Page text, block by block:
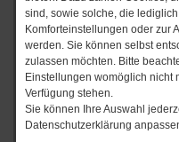
sind, sowie solche, die
Komforteinstellungen oder zur
werden. Sie können selbst
zulassen möchten. Bitte
Einstellungen womöglich nicht
Verfügung stehen.
Sie können Ihre Auswahl
Datenschutzerklärung
med.
Jugendliche,
und Gruppen.